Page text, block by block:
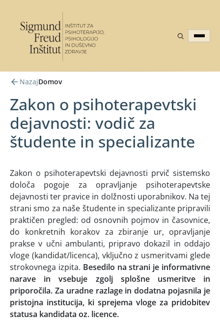
NazajDomov
Zakon o psihoterapevtski
dejavnosti: vodič za
študente in specializante
Zakon o psihoterapevtski dejavnosti prvič sistemsko
določa pogoje za opravljanje psihoterapevtske
dejavnosti ter pravice in dolžnosti uporabnikov. Na tej
strani smo za naše študente in specializante pripravili
praktičen pregled: od osnovnih pojmov in časovnice,
do konkretnih korakov za zbiranje ur, opravljanje
prakse v učni ambulanti, pripravo dokazil in oddajo
vloge (kandidat/licenca), vključno z usmeritvami glede
strokovnega izpita. Besedilo na strani je informativne
narave in vsebuje zgolj splošne usmeritve in
priporočila. Za uradne razlage in dodatna pojasnila je
pristojna institucija, ki sprejema vloge za pridobitev
statusa kandidata oz. licence.